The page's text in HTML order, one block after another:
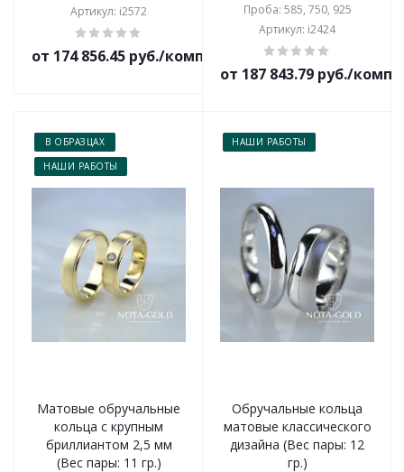
Артикул: i2572
от 174 856.45 руб./комплект
Проба: 585, 750, 925
Артикул: i2424
от 187 843.79 руб./
В ОБРАЗЦАХ
НАШИ РАБОТЫ
Матовые обручальные
кольца с крупным
бриллиантом 2,5 мм
(Вес пары: 11 гр.)
НАШИ РАБОТЫ
Обручальные кольца
матовые классического
дизайна (Вес пары: 12
гр.)